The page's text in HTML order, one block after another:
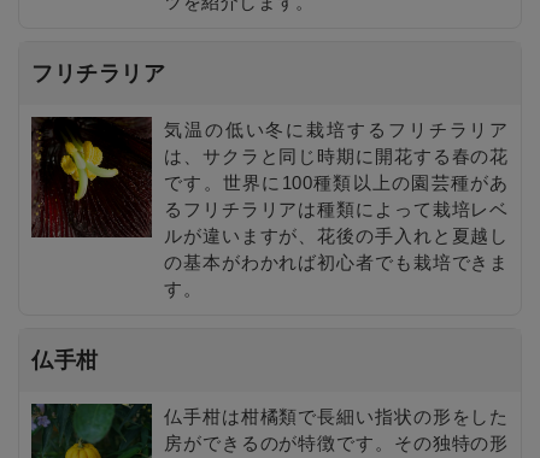
フリチラリア
気温の低い冬に栽培するフリチラリア
は、サクラと同じ時期に開花する春の花
です。世界に100種類以上の園芸種があ
るフリチラリアは種類によって栽培レベ
ルが違いますが、花後の手入れと夏越し
の基本がわかれば初心者でも栽培できま
す。
仏手柑
仏手柑は柑橘類で長細い指状の形をした
房ができるのが特徴です。その独特の形